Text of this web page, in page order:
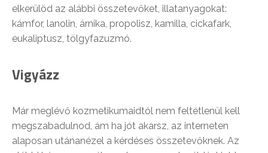
elkerülöd az alábbi összetevőket, illatanyagokat:
kámfor, lanolin, árnika, propolisz, kamilla, cickafark,
eukaliptusz, tölgyfazuzmó.
Vigyázz
Már meglévő kozmetikumaidtól nem feltétlenül kell
megszabadulnod, ám ha jót akarsz, az interneten
alaposan utánanézel a kérdéses összetevőknek. Az